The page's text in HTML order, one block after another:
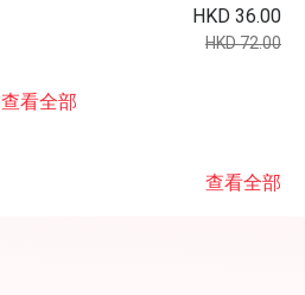
HKD 36.00
HKD 72.00
查看全部
查看全部